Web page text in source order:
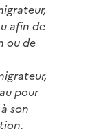
afin de
ou de
pour
son